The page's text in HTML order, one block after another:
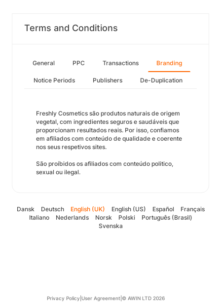
Terms and Conditions
General PPC Transactions Branding
Notice Periods Publishers De-Duplication
Freshly Cosmetics são produtos naturais de origem
vegetal, com ingredientes seguros e saudáveis que
proporcionam resultados reais. Por isso, confiamos
em afiliados com conteúdo de qualidade e coerente
nos seus respetivos sites.
São proíbidos os afiliados com conteúdo politico,
sexual ou ilegal.
Dansk Deutsch English (UK) English (US) Español
Français
Italiano
Nederlands Norsk Polski
Português (Brasil)
Svenska
Privacy Policy User Agreement © AWIN LTD 2026